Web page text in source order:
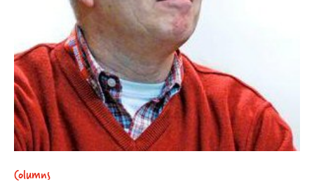
Columns